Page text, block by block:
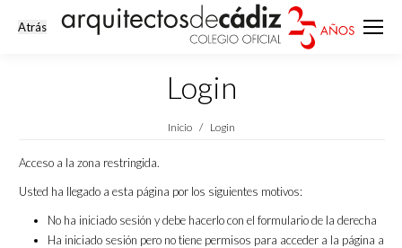
Login
Estás aquí:
Inicio Login
Acceso a la zona restringida.
Usted ha llegado a esta página por los siguientes motivos:
No ha iniciado sesión y debe hacerlo con el formulario de la derecha
Ha iniciado sesión pero no tiene permisos para acceder a la página a